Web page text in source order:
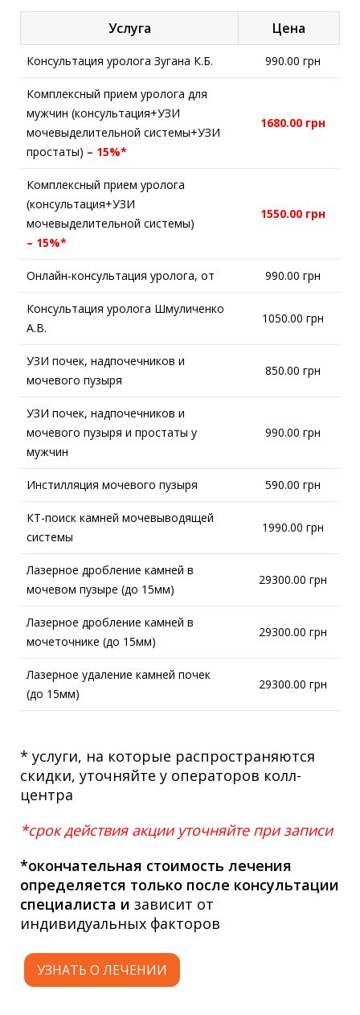
Услуга Цена
Консультация уролога Зугана К.Б. 990.00 грн
Комплексный прием уролога для
мужчин (консультация+УЗИ
мочевыделительной системы+УЗИ
простаты) – 15%*
1680.00 грн
Комплексный прием уролога
(консультация+УЗИ
мочевыделительной системы)
– 15%*
1550.00 грн
Онлайн-консультация уролога, от 990.00 грн
Консультация уролога Шмуличенко
А.В.
1050.00 грн
УЗИ почек, надпочечников и
мочевого пузыря
850.00 грн
УЗИ почек, надпочечников и
мочевого пузыря и простаты у
мужчин
990.00 грн
Инстилляция мочевого пузыря 590.00 грн
КТ-поиск камней мочевыводящей
системы
1990.00 грн
Лазерное дробление камней в
мочевом пузыре (до 15мм)
29300.00 грн
Лазерное дробление камней в
мочеточнике (до 15мм)
29300.00 грн
Лазерное удаление камней почек
(до 15мм)
29300.00 грн
* услуги, на которые распространяются
скидки, уточняйте у операторов колл-
центра
*срок действия акции уточняйте при записи
*окончательная стоимость лечения
определяется только после консультации
специалиста и зависит от
индивидуальных факторов
УЗНАТЬ О ЛЕЧЕНИИ